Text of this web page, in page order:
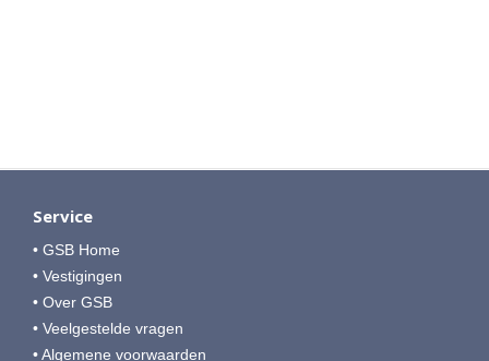
Service
• GSB Home
• Vestigingen
• Over GSB
• Veelgestelde vragen
• Algemene voorwaarden